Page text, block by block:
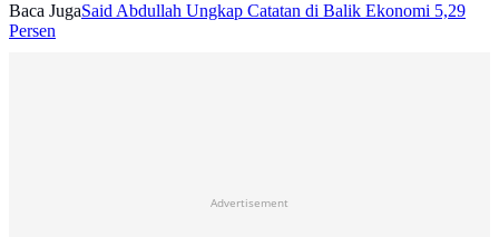
Baca JugaSaid Abdullah Ungkap Catatan di Balik Ekonomi 5,29
Persen
Advertisement